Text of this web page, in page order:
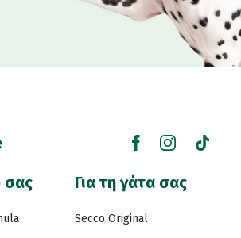
σας Για τη γάτα σας
Secco Original